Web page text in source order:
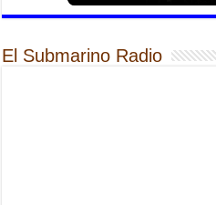
El Submarino Radio